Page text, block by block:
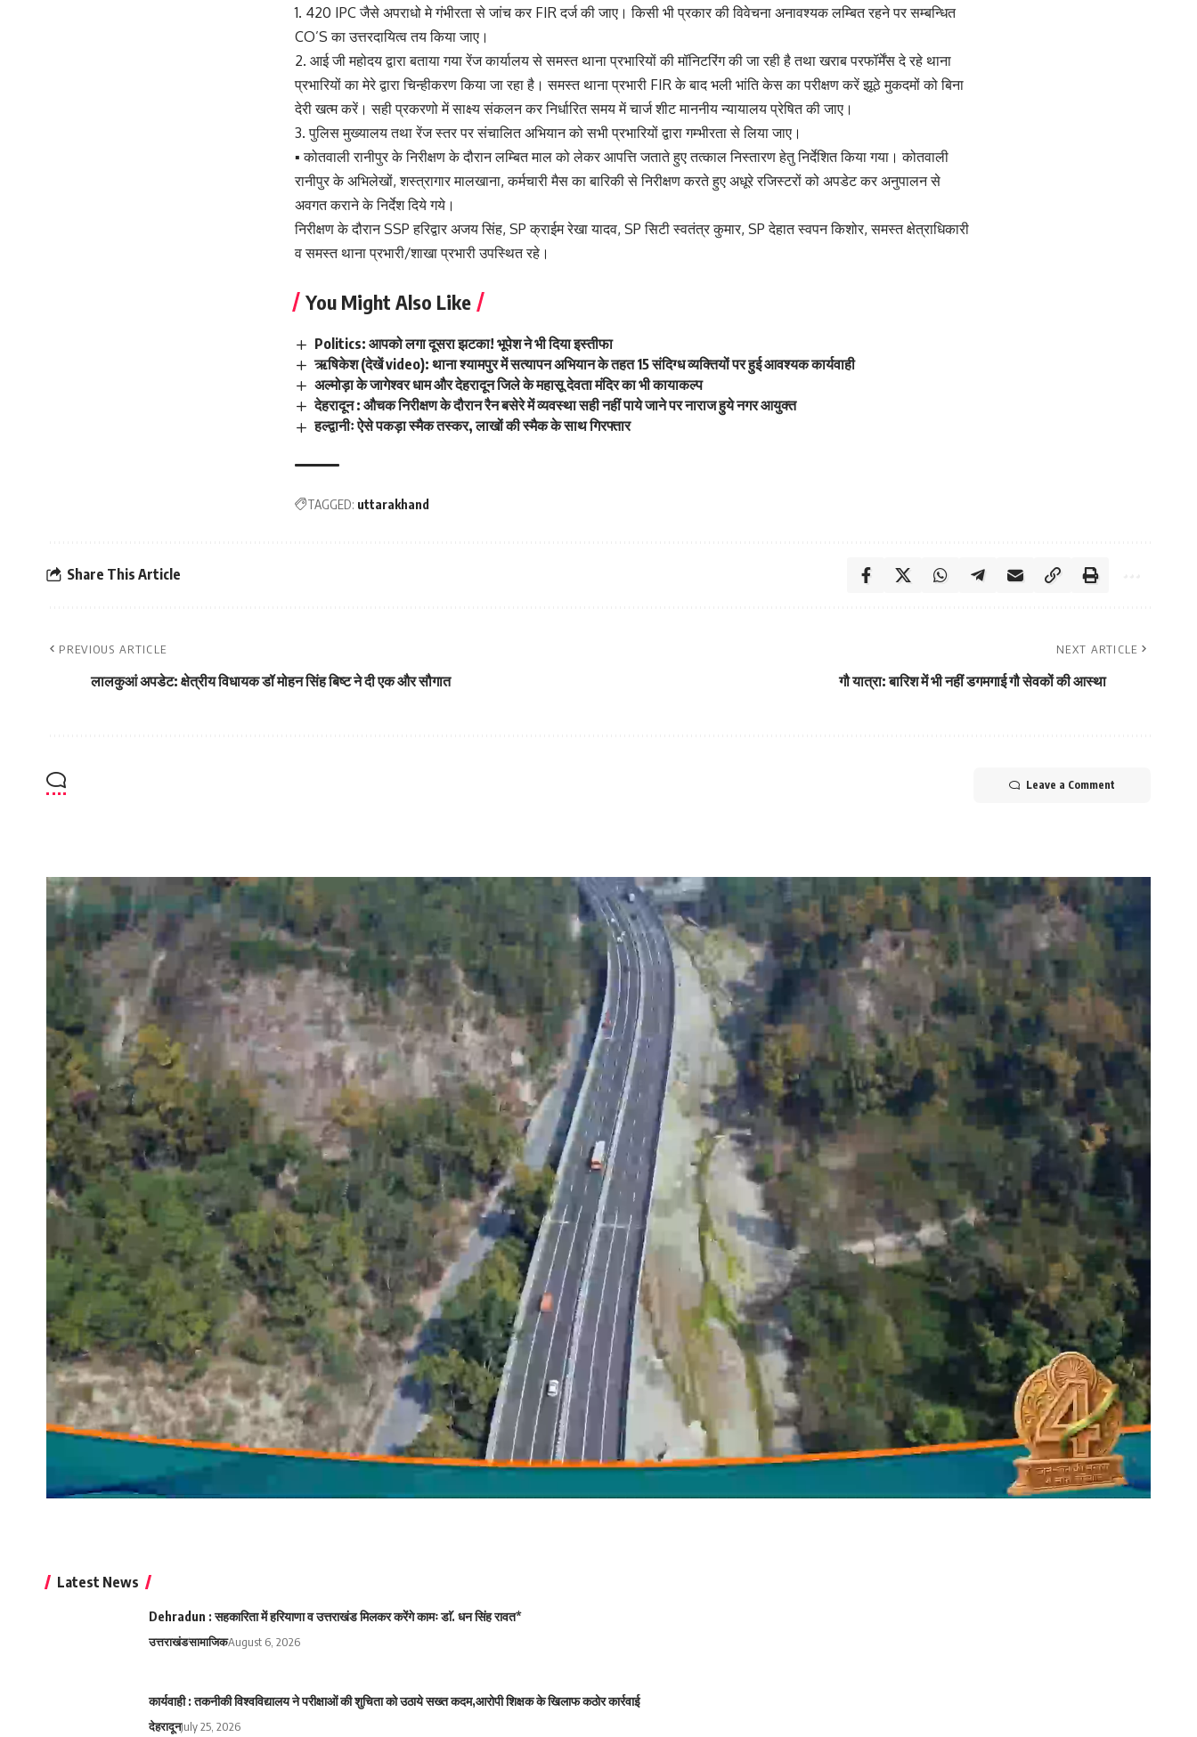
1. 420 IPC जैसे अपराधो मे गंभीरता से जांच कर FIR दर्ज की जाए। किसी भी प्रकार की विवेचना अनावश्यक लम्बित रहने पर सम्बन्धित
CO’S का उत्तरदायित्व तय किया जाए।
2. आई जी महोदय द्वारा बताया गया रेंज कार्यालय से समस्त थाना प्रभारियों की मॉनिटरिंग की जा रही है तथा खराब परफॉर्मेंस दे रहे थाना
प्रभारियों का मेरे द्वारा चिन्हीकरण किया जा रहा है। समस्त थाना प्रभारी FIR के बाद भली भांति केस का परीक्षण करें झूठे मुकदमों को बिना
देरी खत्म करें। सही प्रकरणो में साक्ष्य संकलन कर निर्धारित समय में चार्ज शीट माननीय न्यायालय प्रेषित की जाए।
3. पुलिस मुख्यालय तथा रेंज स्तर पर संचालित अभियान को सभी प्रभारियों द्वारा गम्भीरता से लिया जाए।
▪️ कोतवाली रानीपुर के निरीक्षण के दौरान लम्बित माल को लेकर आपत्ति जताते हुए तत्काल निस्तारण हेतु निर्देशित किया गया। कोतवाली
रानीपुर के अभिलेखों, शस्त्रागार मालखाना, कर्मचारी मैस का बारिकी से निरीक्षण करते हुए अधूरे रजिस्टरों को अपडेट कर अनुपालन से
अवगत कराने के निर्देश दिये गये।
निरीक्षण के दौरान SSP हरिद्वार अजय सिंह, SP क्राईम रेखा यादव, SP सिटी स्वतंत्र कुमार, SP देहात स्वपन किशोर, समस्त क्षेत्राधिकारी
व समस्त थाना प्रभारी/शाखा प्रभारी उपस्थित रहे।
You Might Also Like
Politics: आपको लगा दूसरा झटका! भूपेश ने भी दिया इस्तीफा
ऋषिकेश (देखें video): थाना श्यामपुर में सत्यापन अभियान के तहत 15 संदिग्ध व्यक्तियों पर हुई आवश्यक कार्यवाही
अल्मोड़ा के जागेश्वर धाम और देहरादून जिले के महासू देवता मंदिर का भी कायाकल्प
देहरादून : औचक निरीक्षण के दौरान रैन बसेरे में व्यवस्था सही नहीं पाये जाने पर नाराज हुये नगर आयुक्त
हल्द्वानीः ऐसे पकड़ा स्मैक तस्कर, लाखों की स्मैक के साथ गिरफ्तार
TAGGED: uttarakhand
Share This Article
PREVIOUS ARTICLE
लालकुआं अपडेट: क्षेत्रीय विधायक डॉ मोहन सिंह बिष्ट ने दी एक और सौगात
NEXT ARTICLE
गौ यात्रा: बारिश में भी नहीं डगमगाई गौ सेवकों की आस्था
Leave a Comment
Latest News
Dehradun : सहकारिता में हरियाणा व उत्तराखंड मिलकर करेंगे कामः डाॅ. धन सिंह रावत*
उत्तराखंडसामाजिकAugust 6, 2026
कार्यवाही : तकनीकी विश्वविद्यालय ने परीक्षाओं की शुचिता को उठाये सख्त कदम,आरोपी शिक्षक के खिलाफ कठोर कार्रवाई
देहरादूनJuly 25, 2026